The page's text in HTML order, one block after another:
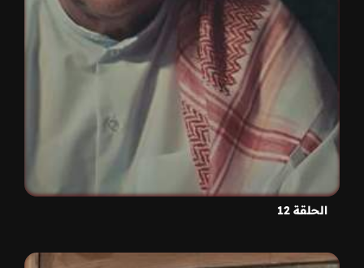
الحلقة 12